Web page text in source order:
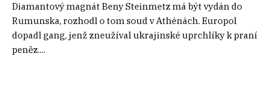
Diamantový magnát Beny Steinmetz má být vydán do
Rumunska, rozhodl o tom soud v Athénách. Europol
dopadl gang, jenž zneužíval ukrajinské uprchlíky k praní
peněz....